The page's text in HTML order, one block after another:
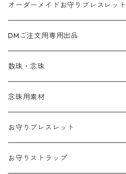
オーダーメイドお守りブレスレット
DMご注文用専用出品
数珠・念珠
念珠用素材
お守りブレスレット
お守りストラップ